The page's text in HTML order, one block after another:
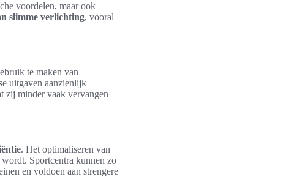
voordelen, maar ook
slimme verlichting, vooral
te maken van
uitgaven aanzienlijk
zij minder vaak vervangen
. Het optimaliseren van
Sportcentra kunnen zo
en voldoen aan strengere